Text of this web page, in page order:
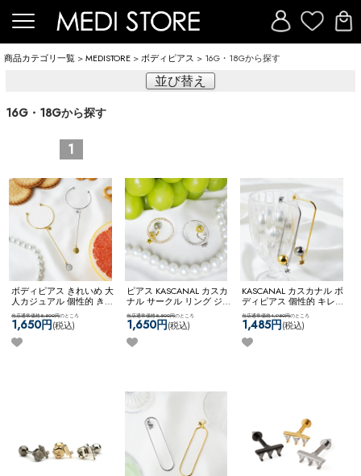
商品カテゴリ一覧 >MEDISTORE >ボディピアス > 16G・18Gから探す
並び替え
16G・18Gから探す
1
ボディピアス きれいめ 大
人カジュアル 個性的 きれ
いめファッション 【ネコ
ポス全品送料無料】
【KASCANAL】Stick & Big
CB
当店通常価格5,500円のところ
1,650円(税込)
ピアス KASCANAL カスカ
ナル サークル リング ジ
ュエル キラキラ キレイめ
大ぶりピアス 個性的 【ネ
コポス全品送料無料】
【KASCANAL】
当店通常価格5,500円のところ
1,650円(税込)
KASCANAL カスカナル ボ
ディピアス 個性的 キレイ
め スタッズ カスタム ユ
ニーク 【ネコポス全品送
料無料】 【KASCANAL】
3Way Neji Long Circle WF
当店通常価格4,950円のところ
1,485円(税込)